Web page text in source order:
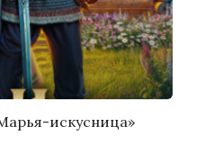
искусница»